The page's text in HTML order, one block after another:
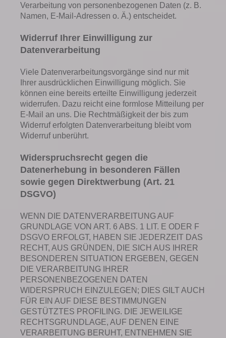
Verarbeitung von personenbezogenen Daten (z. B.
Namen, E-Mail-Adressen o. Ä.) entscheidet.
Widerruf Ihrer Einwilligung zur
Datenverarbeitung
Viele Datenverarbeitungsvorgänge sind nur mit
Ihrer ausdrücklichen Einwilligung möglich. Sie
können eine bereits erteilte Einwilligung jederzeit
widerrufen. Dazu reicht eine formlose Mitteilung per
E-Mail an uns. Die Rechtmäßigkeit der bis zum
Widerruf erfolgten Datenverarbeitung bleibt vom
Widerruf unberührt.
Widerspruchsrecht gegen die
Datenerhebung in besonderen Fällen
sowie gegen Direktwerbung (Art. 21
DSGVO)
WENN DIE DATENVERARBEITUNG AUF
GRUNDLAGE VON ART. 6 ABS. 1 LIT. E ODER F
DSGVO ERFOLGT, HABEN SIE JEDERZEIT DAS
RECHT, AUS GRÜNDEN, DIE SICH AUS IHRER
BESONDEREN SITUATION ERGEBEN, GEGEN
DIE VERARBEITUNG IHRER
PERSONENBEZOGENEN DATEN
WIDERSPRUCH EINZULEGEN; DIES GILT AUCH
FÜR EIN AUF DIESE BESTIMMUNGEN
GESTÜTZTES PROFILING. DIE JEWEILIGE
RECHTSGRUNDLAGE, AUF DENEN EINE
VERARBEITUNG BERUHT, ENTNEHMEN SIE